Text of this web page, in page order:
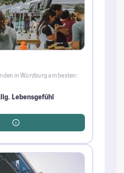
in Würzburg am besten:
Lebensgefühl